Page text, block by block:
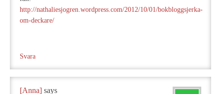
http://nathaliesjogren.wordpress.com/2012/10/01/bokbloggsjerka-
om-deckare/
Svara
[Anna] says